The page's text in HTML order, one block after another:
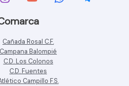
Cañada Rosal C.F.
Campana Balompié
C.D. Los Colonos
C.D. Fuentes
Campillo F.S.